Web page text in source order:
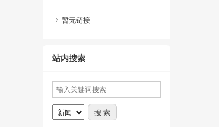
暂无链接
站内搜索